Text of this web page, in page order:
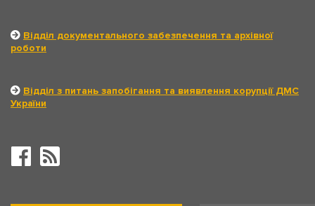
Відділ документального забезпечення та архівної
роботи
Відділ з питань запобігання та виявлення корупції ДМС
України